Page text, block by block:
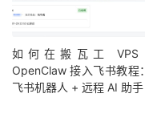
如何在搬瓦工 VPS
OpenClaw 接入飞书教程
飞书机器人 + 远程 AI 助手